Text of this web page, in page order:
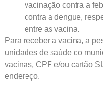
vacinação contra a
contra a dengue,
entre as vacina.
Para receber a vacina, a
unidades de saúde do
vacinas, CPF e/ou cartão
endereço.